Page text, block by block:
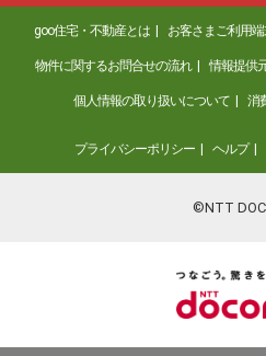
goo住宅・不動産とは お客さまご利用
物件に関するお問合せの流れ 情報提供
個人情報の取り扱いについて 消
プライバシーポリシー ヘルプ
©NTT